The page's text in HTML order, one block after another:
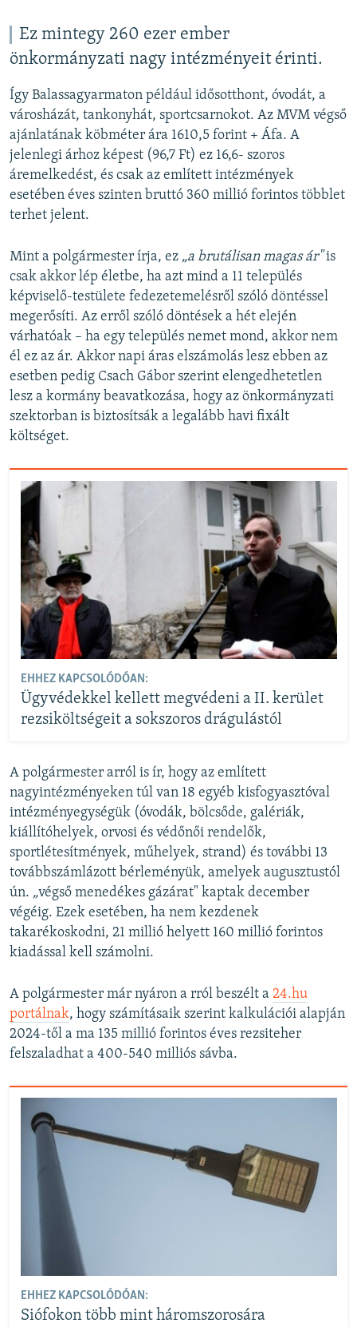
Ez mintegy 260 ezer ember
önkormányzati nagy intézményeit érinti.
Így Balassagyarmaton például idősotthont, óvodát, a
városházát, tankonyhát, sportcsarnokot. Az MVM végső
ajánlatának köbméter ára 1610,5 forint + Áfa. A
jelenlegi árhoz képest (96,7 Ft) ez 16,6- szoros
áremelkedést, és csak az említett intézmények
esetében éves szinten bruttó 360 millió forintos többlet
terhet jelent.
Mint a polgármester írja, ez „a brutálisan magas ár"is
csak akkor lép életbe, ha azt mind a 11 település
képviselő-testülete fedezetemelésről szóló döntéssel
megerősíti. Az erről szóló döntések a hét elején
várhatóak – ha egy település nemet mond, akkor nem
él ez az ár. Akkor napi áras elszámolás lesz ebben az
esetben pedig Csach Gábor szerint elengedhetetlen
lesz a kormány beavatkozása, hogy az önkormányzati
szektorban is biztosítsák a legalább havi fixált
költséget.
EHHEZ KAPCSOLÓDÓAN:
Ügyvédekkel kellett megvédeni a II. kerület
rezsiköltségeit a sokszoros drágulástól
A polgármester arról is ír, hogy az említett
nagyintézményeken túl van 18 egyéb kisfogyasztóval
intézményegységük (óvodák, bölcsőde, galériák,
kiállítóhelyek, orvosi és védőnői rendelők,
sportlétesítmények, műhelyek, strand) és további 13
továbbszámlázott bérleményük, amelyek augusztustól
ún. „végső menedékes gázárat" kaptak december
végéig. Ezek esetében, ha nem kezdenek
takarékoskodni, 21 millió helyett 160 millió forintos
kiadással kell számolni.
A polgármester már nyáron a rról beszélt a 24.hu
portálnak, hogy számításaik szerint kalkulációi alapján
2024-től a ma 135 millió forintos éves rezsiteher
felszaladhat a 400-540 milliós sávba.
EHHEZ KAPCSOLÓDÓAN:
Siófokon több mint háromszorosára